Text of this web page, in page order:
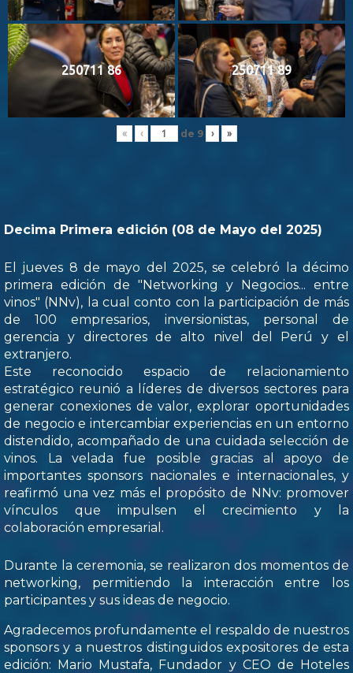
250711 86 250711 89
« ‹ de 9 › »
Decima Primera edición (08 de Mayo del 2025)
El jueves 8 de mayo del 2025, se celebró la décimo
primera edición de "Networking y Negocios... entre
vinos" (NNv), la cual conto con la participación de más
de 100 empresarios, inversionistas, personal de
gerencia y directores de alto nivel del Perú y el
extranjero.
Este reconocido espacio de relacionamiento
estratégico reunió a líderes de diversos sectores para
generar conexiones de valor, explorar oportunidades
de negocio e intercambiar experiencias en un entorno
distendido, acompañado de una cuidada selección de
vinos. La velada fue posible gracias al apoyo de
importantes sponsors nacionales e internacionales, y
reafirmó una vez más el propósito de NNv: promover
vínculos que impulsen el crecimiento y la
colaboración empresarial.
Durante la ceremonia, se realizaron dos momentos de
networking, permitiendo la interacción entre los
participantes y sus ideas de negocio.
Agradecemos profundamente el respaldo de nuestros
sponsors y a nuestros distinguidos expositores de esta
edición: Mario Mustafa, Fundador y CEO de Hoteles